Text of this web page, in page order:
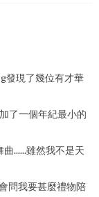
發現了幾位有才華
了一個年紀最小的
......雖然我不是天
問我要甚麼禮物陪